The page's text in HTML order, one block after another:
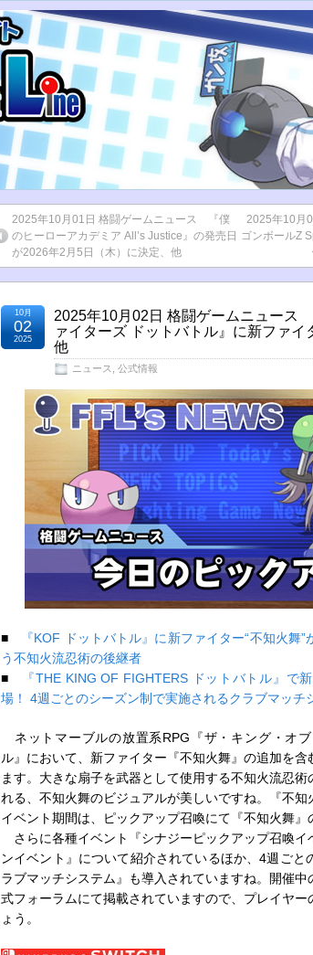
2025年10月01日 格闘ゲームニュース 『僕
のヒーローアカデミア All’s Justice』の発売日
が2026年2月5日（木）に決定、他
2025年10月
ゴンボールZ
2025年10月02日 格闘ゲームニュース
ァイターズ ドットバトル』に新ファイ
他
ニュース 公式情報
10月
02
2025
■
『KOF ドットバトル』に新ファイター“不知火舞
う不知火流忍術の後継者
■
『THE KING OF FIGHTERS ドットバトル』で
場！ 4週ごとのシーズン制で実施されるクラブマッチ
ネットマーブルの放置系RPG『ザ・キング・オ
ル』において、新ファイター『不知火舞』の追加を
ます。大きな扇子を武器として使用する不知火流忍
れる、不知火舞のビジュアルが美しいですね。『不
イベント期間は、ピックアップ召喚にて『不知火舞』
さらに各種イベント『シナジーピックアップ召喚イ
ンイベント』について紹介されているほか、4週ごと
ラブマッチシステム』も導入されていますね。開催
式フォーラムにて掲載されていますので、プレイヤー
ょう。